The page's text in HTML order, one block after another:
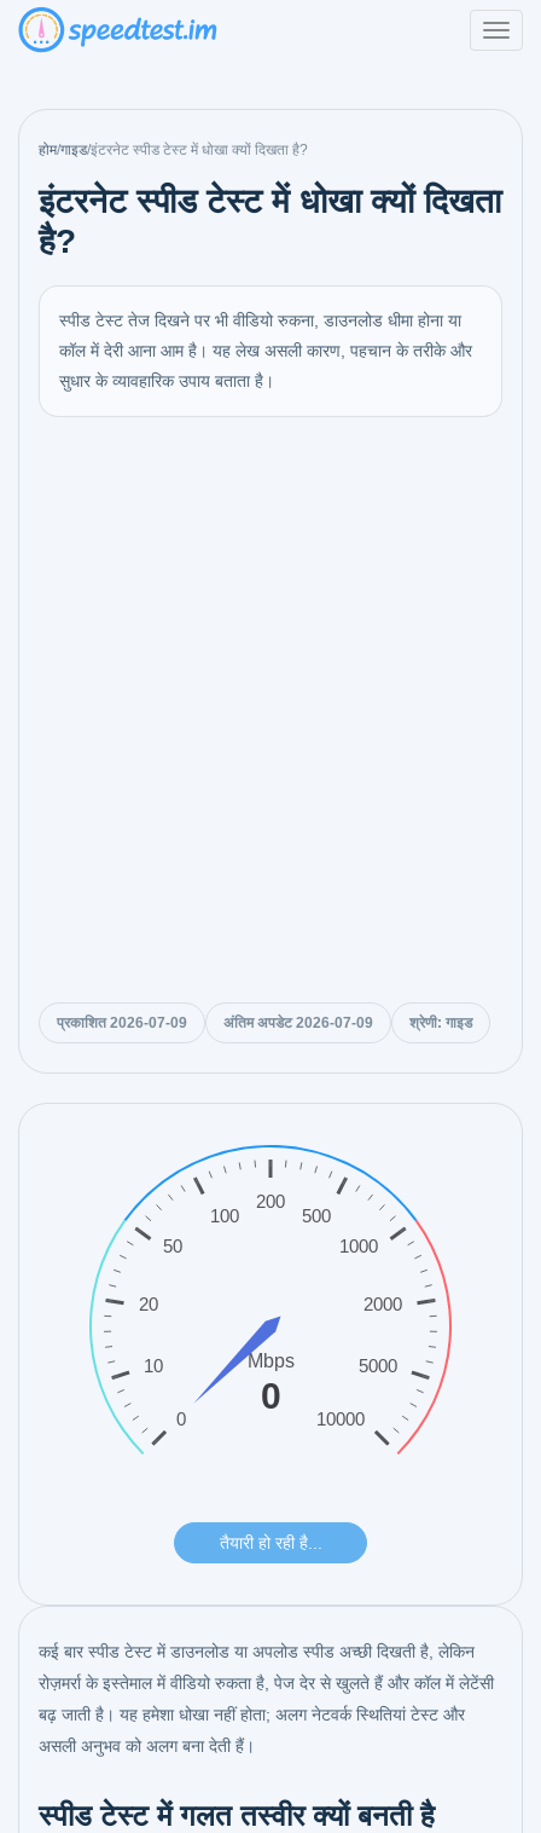
होम/गाइड/इंटरनेट स्पीड टेस्ट में धोखा क्यों दिखता है?
इंटरनेट स्पीड टेस्ट में धोखा क्यों दिखता
है?
स्पीड टेस्ट तेज दिखने पर भी वीडियो रुकना, डाउनलोड धीमा होना या
कॉल में देरी आना आम है। यह लेख असली कारण, पहचान के तरीके और
सुधार के व्यावहारिक उपाय बताता है।
प्रकाशित 2026-07-09 अंतिम अपडेट 2026-07-09 श्रेणी: गाइड
कई बार स्पीड टेस्ट में डाउनलोड या अपलोड स्पीड अच्छी दिखती है, लेकिन
रोज़मर्रा के इस्तेमाल में वीडियो रुकता है, पेज देर से खुलते हैं और कॉल में लेटेंसी
बढ़ जाती है। यह हमेशा धोखा नहीं होता; अलग नेटवर्क स्थितियां टेस्ट और
असली अनुभव को अलग बना देती हैं।
स्पीड टेस्ट में गलत तस्वीर क्यों बनती है